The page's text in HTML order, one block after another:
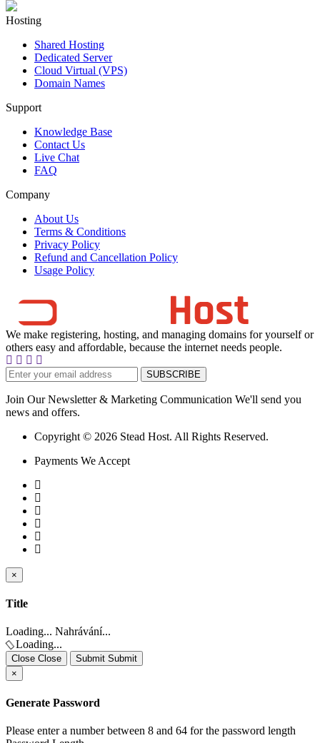
Hosting
Shared Hosting
Dedicated Server
Cloud Virtual (VPS)
Domain Names
Support
Knowledge Base
Contact Us
Live Chat
FAQ
Company
About Us
Terms & Conditions
Privacy Policy
Refund and Cancellation Policy
Usage Policy
We make registering, hosting, and managing domains for yourself or
others easy and affordable, because the internet needs people.
Join Our Newsletter & Marketing Communication We'll send you
news and offers.
Copyright © 2026 Stead Host. All Rights Reserved.
Payments We Accept
×
Close
Close
Title
Loading... Nahrávání...
Loading...
Close Close
Submit Submit
×
Generate Password
Please enter a number between 8 and 64 for the password length